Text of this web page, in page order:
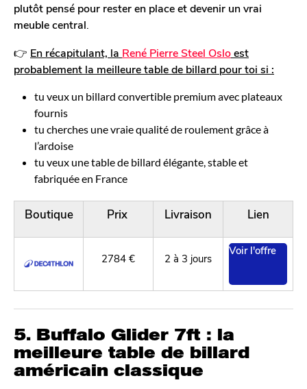
plutôt pensé pour rester en place et devenir un vrai
meuble central.
👉 En récapitulant, la René Pierre Steel Osloest
probablement la meilleure table de billard pour toi si :
tu veux un billard convertible premium avec plateaux
fournis
tu cherches une vraie qualité de roulement grâce à
l’ardoise
tu veux une table de billard élégante, stable et
fabriquée en France
Boutique Prix Livraison Lien
2784 € 2 à 3 jours
Voir l'offre
5. Buffalo Glider 7ft : la
meilleure table de billard
américain classique